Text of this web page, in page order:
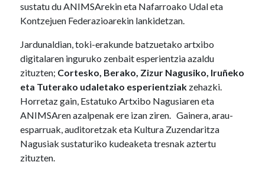
sustatu du ANIMSArekin eta Nafarroako Udal eta
Kontzejuen Federazioarekin lankidetzan.
Jardunaldian, toki-erakunde batzuetako artxibo
digitalaren inguruko zenbait esperientzia azaldu
zituzten; Cortesko, Berako, Zizur Nagusiko, Iruñeko
eta Tuterako udaletako esperientziakzehazki.
Horretaz gain, Estatuko Artxibo Nagusiaren eta
ANIMSAren azalpenak ere izan ziren. Gainera, arau-
esparruak, auditoretzak eta Kultura Zuzendaritza
Nagusiak sustaturiko kudeaketa tresnak aztertu
zituzten.